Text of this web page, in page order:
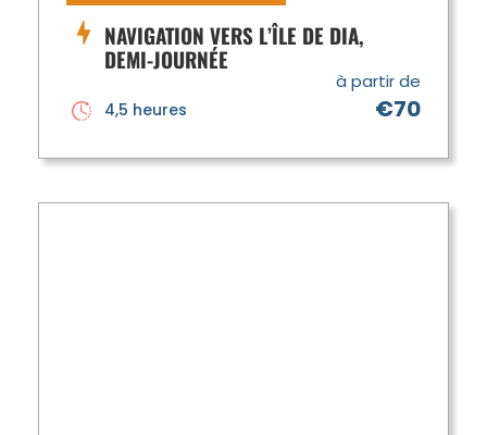
NAVIGATION VERS L’ÎLE DE DIA,
DEMI-JOURNÉE
à partir de
€70
4,5 heures